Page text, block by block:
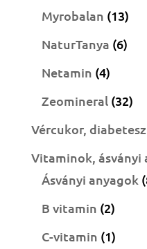
Myrobalan 1313
NaturTanya 66
Netamin 44
termék
Zeomineral 3232
Vércukor, diabetesz
Vitaminok, ásványi
Ásványi anyagok
B vitamin 22
termék
C-vitamin 11